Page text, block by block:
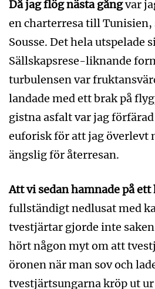
Då jag flög nästa gångvar
en charterresa till
Sousse. Det hela utspelade
Sällskapsrese-liknande
turbulensen var
landade med ett brak på
gistna asfalt var jag
euforisk för att jag överlevt
ängslig för återresan.
Att vi sedan hamnade på
fullständigt nedlusat med
tvestjärtar gjorde inte saken
hört någon myt om att
öronen när man sov och
tvestjärtsungarna kröp ut